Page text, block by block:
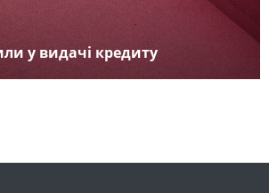
у видачі кредиту